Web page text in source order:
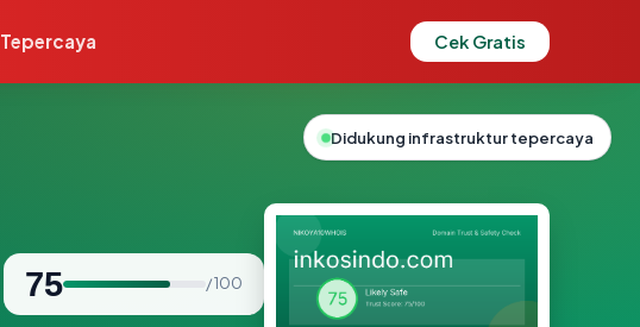
Tepercaya Cek Gratis
75 / 100
Didukung infrastruktur tepercaya